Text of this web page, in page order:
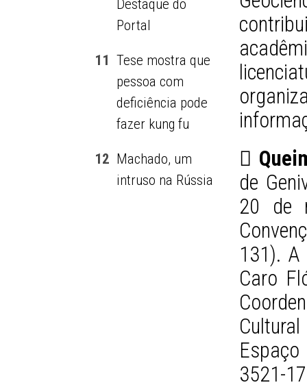
Destaque do
Portal
11 Tese mostra que
pessoa com
deficiência pode
fazer kung fu
12 Machado, um
intruso na Rússia

de
20 de
131). A
Caro
3521-